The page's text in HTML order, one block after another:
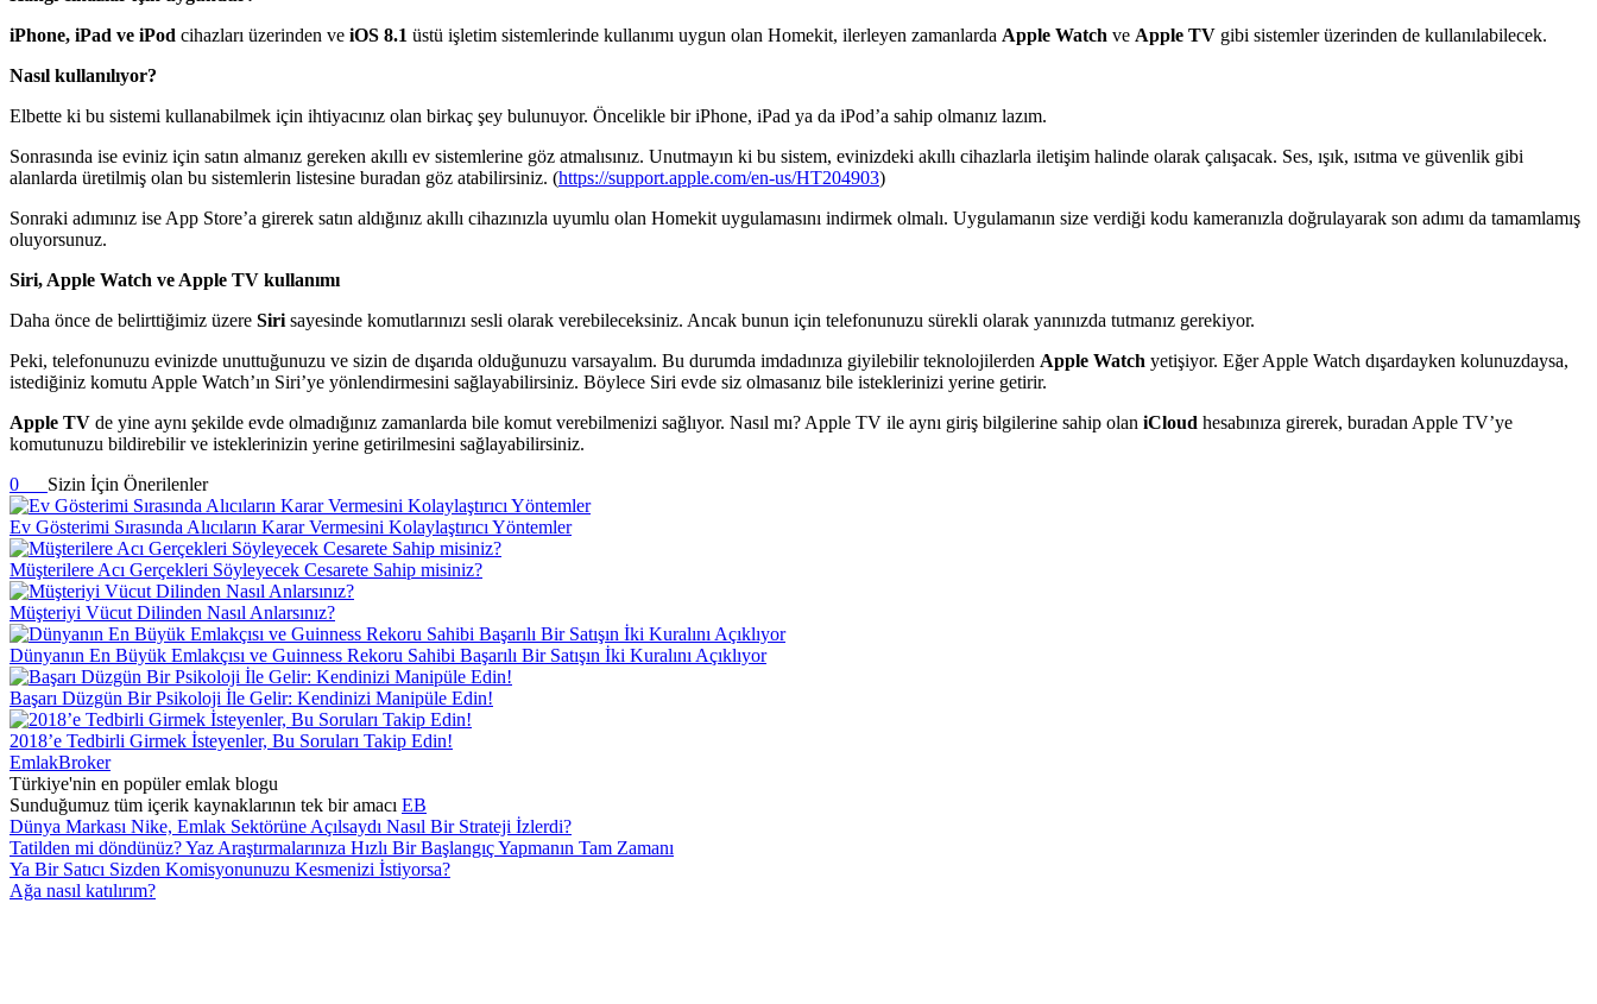
iPhone, iPad ve iPod cihazları üzerinden ve iOS 8.1 üstü işletim sistemlerinde kullanımı uygun olan Homekit, ilerleyen zamanlarda Apple Watch ve Apple TV gibi sistemler üzerinden de kullanılabilecek.
Nasıl kullanılıyor?
Elbette ki bu sistemi kullanabilmek için ihtiyacınız olan birkaç şey bulunuyor. Öncelikle bir iPhone, iPad ya da iPod’a sahip olmanız lazım.
Sonrasında ise eviniz için satın almanız gereken akıllı ev sistemlerine göz atmalısınız. Unutmayın ki bu sistem, evinizdeki akıllı cihazlarla iletişim halinde olarak çalışacak. Ses, ışık, ısıtma ve güvenlik gibi
alanlarda üretilmiş olan bu sistemlerin listesine buradan göz atabilirsiniz. (https://support.apple.com/en-us/HT204903)
Sonraki adımınız ise App Store’a girerek satın aldığınız akıllı cihazınızla uyumlu olan Homekit uygulamasını indirmek olmalı. Uygulamanın size verdiği kodu kameranızla doğrulayarak son adımı da tamamlamış
oluyorsunuz.
Siri, Apple Watch ve Apple TV kullanımı
Daha önce de belirttiğimiz üzere Siri sayesinde komutlarınızı sesli olarak verebileceksiniz. Ancak bunun için telefonunuzu sürekli olarak yanınızda tutmanız gerekiyor.
Peki, telefonunuzu evinizde unuttuğunuzu ve sizin de dışarıda olduğunuzu varsayalım. Bu durumda imdadınıza giyilebilir teknolojilerden Apple Watch yetişiyor. Eğer Apple Watch dışardayken kolunuzdaysa,
istediğiniz komutu Apple Watch’ın Siri’ye yönlendirmesini sağlayabilirsiniz. Böylece Siri evde siz olmasanız bile isteklerinizi yerine getirir.
Apple TV de yine aynı şekilde evde olmadığınız zamanlarda bile komut verebilmenizi sağlıyor. Nasıl mı? Apple TV ile aynı giriş bilgilerine sahip olan iCloud hesabınıza girerek, buradan Apple TV’ye
komutunuzu bildirebilir ve isteklerinizin yerine getirilmesini sağlayabilirsiniz.
0
Sizin İçin Önerilenler
Ev Gösterimi Sırasında Alıcıların Karar Vermesini Kolaylaştırıcı Yöntemler
Müşterilere Acı Gerçekleri Söyleyecek Cesarete Sahip misiniz?
Müşteriyi Vücut Dilinden Nasıl Anlarsınız?
Dünyanın En Büyük Emlakçısı ve Guinness Rekoru Sahibi Başarılı Bir Satışın İki Kuralını Açıklıyor
Başarı Düzgün Bir Psikoloji İle Gelir: Kendinizi Manipüle Edin!
2018’e Tedbirli Girmek İsteyenler, Bu Soruları Takip Edin!
EmlakBroker
Türkiye'nin en popüler emlak blogu
Sunduğumuz tüm içerik kaynaklarının tek bir amacı EB
Dünya Markası Nike, Emlak Sektörüne Açılsaydı Nasıl Bir Strateji İzlerdi?
Tatilden mi döndünüz? Yaz Araştırmalarınıza Hızlı Bir Başlangıç ​​Yapmanın Tam Zamanı
Ya Bir Satıcı Sizden Komisyonunuzu Kesmenizi İstiyorsa?
Ağa nasıl katılırım?